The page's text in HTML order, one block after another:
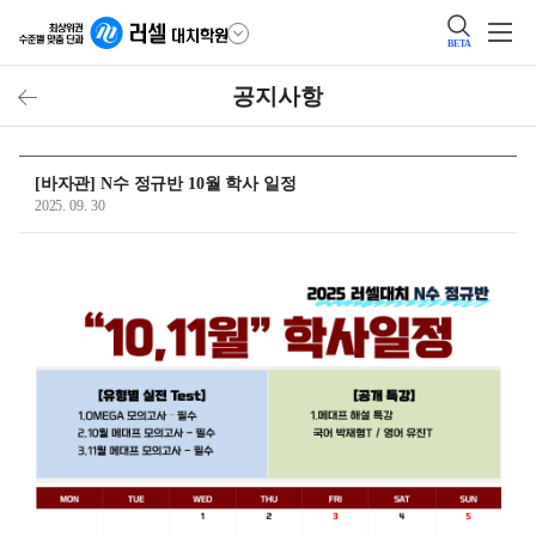
BETA
공지사항
[바자관] N수 정규반 10월 학사 일정
2025. 09. 30